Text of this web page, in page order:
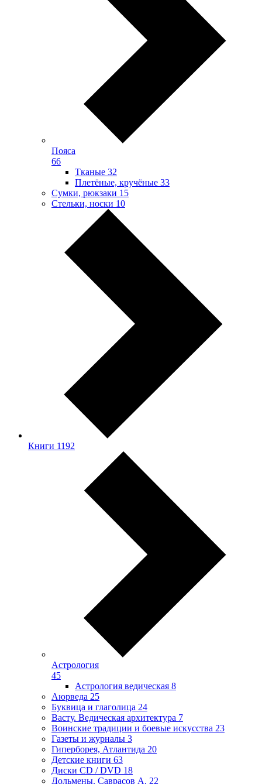
Пояса
66
Тканые 32
Плетёные, кручёные 33
Сумки, рюкзаки 15
Стельки, носки 10
Книги 1192
Астрология
45
Астрология ведическая 8
Аюрведа 25
Буквица и глаголица 24
Васту. Ведическая архитектура 7
Воинские традиции и боевые искусства 23
Газеты и журналы 3
Гиперборея, Атлантида 20
Детские книги 63
Диски CD / DVD 18
Дольмены. Саврасов А. 22